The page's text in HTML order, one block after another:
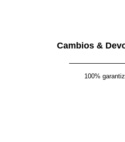
Cambios &
100%